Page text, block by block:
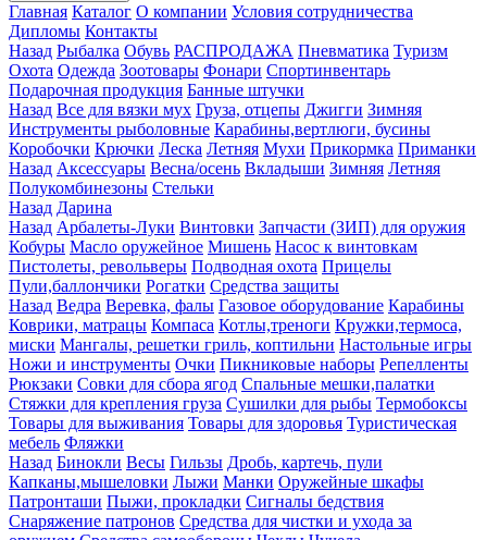
Главная Каталог О компании Условия сотрудничества
Дипломы Контакты
Назад Рыбалка Обувь РАСПРОДАЖА Пневматика Туризм
Охота Одежда Зоотовары Фонари Спортинвентарь
Подарочная продукция Банные штучки
Назад Все для вязки мух Груза, отцепы Джигги Зимняя
Инструменты рыболовные Карабины,вертлюги, бусины
Коробочки Крючки Леска Летняя Мухи Прикормка Приманки
Назад Аксессуары Весна/осень Вкладыши Зимняя Летняя
Полукомбинезоны Стельки
Назад Дарина
Назад Арбалеты-Луки Винтовки Запчасти (ЗИП) для оружия
Кобуры Масло оружейное Мишень Насос к винтовкам
Пистолеты, револьверы Подводная охота Прицелы
Пули,баллончики Рогатки Средства защиты
Назад Ведра Веревка, фалы Газовое оборудование Карабины
Коврики, матрацы Компаса Котлы,треноги Кружки,термоса,
миски Мангалы, решетки гриль, коптильни Настольные игры
Ножи и инструменты Очки Пикниковые наборы Репелленты
Рюкзаки Совки для сбора ягод Спальные мешки,палатки
Стяжки для крепления груза Сушилки для рыбы Термобоксы
Товары для выживания Товары для здоровья Туристическая
мебель Фляжки
Назад Бинокли Весы Гильзы Дробь, картечь, пули
Капканы,мышеловки Лыжи Манки Оружейные шкафы
Патронташи Пыжи, прокладки Сигналы бедствия
Снаряжение патронов Средства для чистки и ухода за